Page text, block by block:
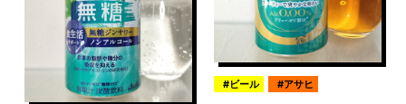
ビール アサヒ